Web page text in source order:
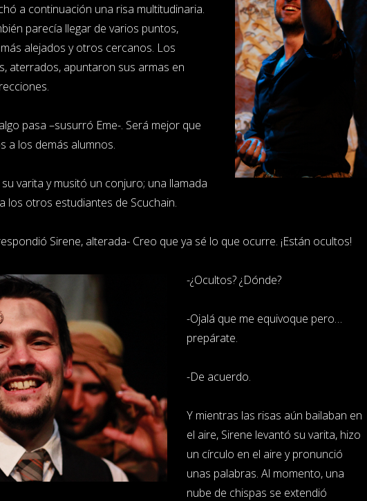
a continuación una risa multitudinaria.
parecía llegar de varios puntos,
alejados y otros cercanos. Los
aterrados, apuntaron sus armas en
pasa –susurró Eme-. Será mejor que
a los demás alumnos.
varita y musitó un conjuro; una llamada
los otros estudiantes de Scuchain.
Sirene, alterada- Creo que ya sé lo que ocurre. ¡Están ocultos!
-¿Ocultos? ¿Dónde?
-Ojalá que me equivoque pero…
prepárate.
-De acuerdo.
Y mientras las risas aún bailaban en
el aire, Sirene levantó su varita, hizo
un círculo en el aire y pronunció
unas palabras. Al momento, una
nube de chispas se extendió